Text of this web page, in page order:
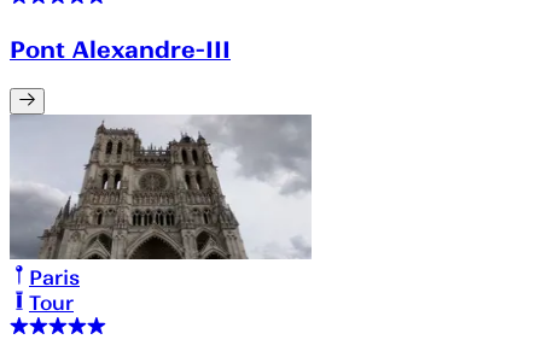
Pont Alexandre-III
Paris
Tour